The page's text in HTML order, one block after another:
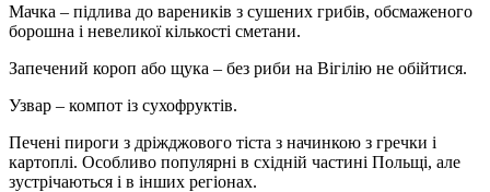
Мачка – підлива до вареників з сушених грибів, обсмаженого
борошна і невеликої кількості сметани.
Запечений короп або щука – без риби на Вігілію не обійтися.
Узвар – компот із сухофруктів.
Печені пироги з дріжджового тіста з начинкою з гречки і
картоплі. Особливо популярні в східній частині Польщі, але
зустрічаються і в інших регіонах.